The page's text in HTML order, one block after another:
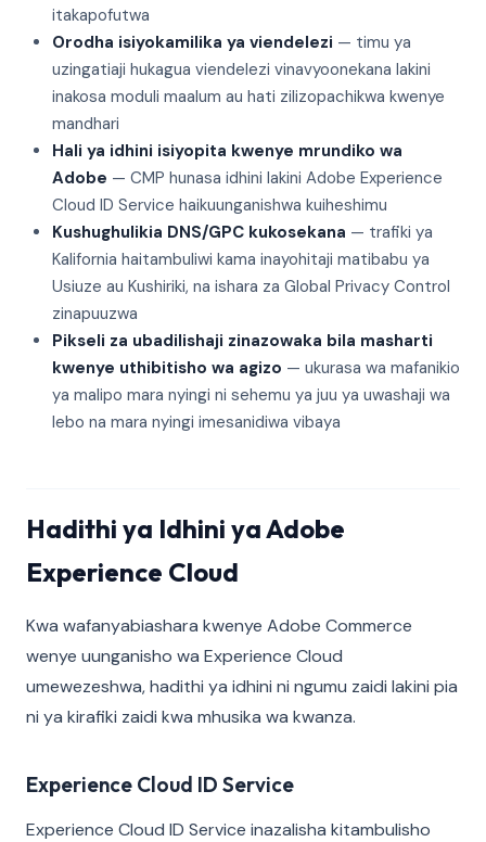
itakapofutwa
Orodha isiyokamilika ya viendelezi — timu ya
uzingatiaji hukagua viendelezi vinavyoonekana lakini
inakosa moduli maalum au hati zilizopachikwa kwenye
mandhari
Hali ya idhini isiyopita kwenye mrundiko wa
Adobe — CMP hunasa idhini lakini Adobe Experience
Cloud ID Service haikuunganishwa kuiheshimu
Kushughulikia DNS/GPC kukosekana — trafiki ya
Kalifornia haitambuliwi kama inayohitaji matibabu ya
Usiuze au Kushiriki, na ishara za Global Privacy Control
zinapuuzwa
Pikseli za ubadilishaji zinazowaka bila masharti
kwenye uthibitisho wa agizo — ukurasa wa mafanikio
ya malipo mara nyingi ni sehemu ya juu ya uwashaji wa
lebo na mara nyingi imesanidiwa vibaya
Hadithi ya Idhini ya Adobe
Experience Cloud
Kwa wafanyabiashara kwenye Adobe Commerce
wenye uunganisho wa Experience Cloud
umewezeshwa, hadithi ya idhini ni ngumu zaidi lakini pia
ni ya kirafiki zaidi kwa mhusika wa kwanza.
Experience Cloud ID Service
Experience Cloud ID Service inazalisha kitambulisho